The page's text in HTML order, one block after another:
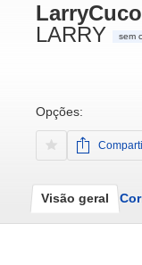
LARRY
sem
Opções:
Visão geral